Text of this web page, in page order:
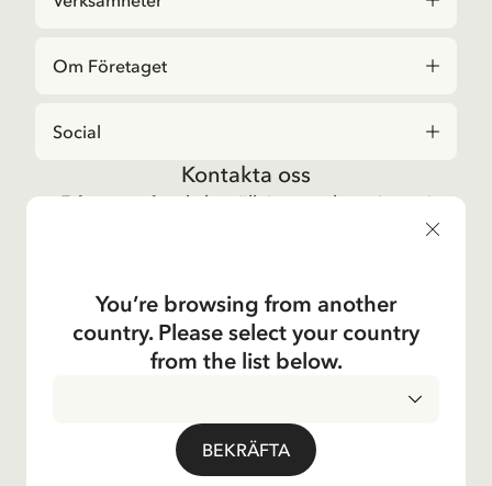
Om Företaget
Social
Kontakta oss
Frågor angående beställningar och sortiment i
, vänligen kontakta vår
shop@astridlindgren.com
Om du vill komma i kontakt med Astrid Lindgren
Aktiebolag så hittar du alla medarbetare här:
LEVERANSLAND
INTEGRITETSPOLICY
ALLMÄNNA VILLKOR IMPRESSUM
You’re browsing from another
country. Please select your country
from the list below.
BEKRÄFTA